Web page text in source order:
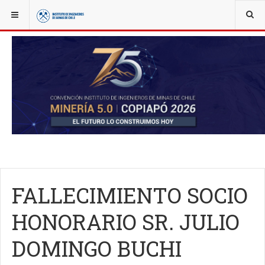
YOU ARE HERE: OBITUARIO
FALLECIMIENTO SOCIO
HONORARIO SR. JULIO
DOMINGO BUCHI